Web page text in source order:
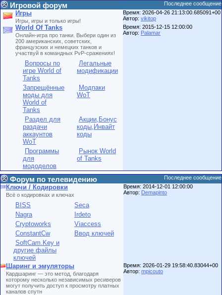
Игровой форум Последнее сообщение
Игры
Игры, игры и только игры!
Время: 2026-04-26 21:13:00.685091+00
Автор: vikitop
World Of Tanks
Онлайн-игра про танки. Выбери один из
200 американских, советских,
французских и немецких танков и
участвуй в командных PvP-сражениях!
Вопросы по
игре World of
Tanks
Легальные
модификации
Запрещённые
моды для
World of
Tanks
Модпаки
WoT
Раздел для
раздачи
аккаунтов
WoT
Акции,Бонус
коды,Инвайт
коды
Программы
для
мододелов
Рынок World
of Tanks
Время: 2015-12-15 12:00:00
Автор: Palamar
Форум по телевидению Последнее сообщение
Ключи / Кодировки
Всё о кодировках и ключах
BISS
Seca
Nagra
Irdeto
Cryptoworks
Viaccess
ConstantCw
Ввод ключей
SoftCam.Key и
другие файлы
ключей
Время: 2014-12-01 12:00:00
Автор: Demapinto
Шаринг и эмуляторы
Кардшаринг — это метод, благодаря
которому несколько независимых ресиверов
могут получить доступ к просмотру платных
каналов спутн
Время: 2026-01-29 19:58:40.83044+00
Автор: mpicouto